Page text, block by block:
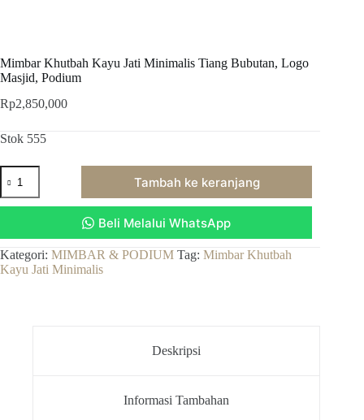
Mimbar Khutbah Kayu Jati Minimalis Tiang Bubutan, Logo
Masjid, Podium
Rp2,850,000
Stok 555
Kuantitas
Mimbar
Khutbah
Minimalis
Tiang
Bubutan,
Tambah ke keranjang
Beli Melalui WhatsApp
Kategori: MIMBAR & PODIUM Tag: Mimbar Khutbah
Kayu Jati Minimalis
Deskripsi
Informasi Tambahan